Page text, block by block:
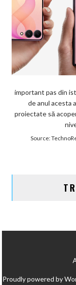
important pas din
de anul acesta
proiectate să
Source:
Proudly powered by